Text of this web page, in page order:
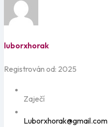
luborxhorak
Registrován od: 2025
Zaječí
Luborxhorak@gmail.com